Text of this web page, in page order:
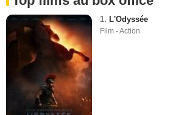
1. L'Odyssée
Film - Action